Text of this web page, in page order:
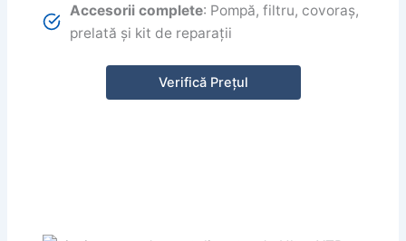
Accesorii complete: Pompă, filtru, covoraș,
prelată și kit de reparații
Verifică Prețul